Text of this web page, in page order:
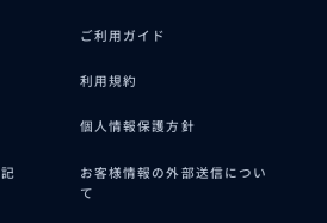
ご利用ガイド
利用規約
個人情報保護方針
お客様情報の外部送信につい
て